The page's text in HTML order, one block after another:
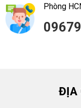
Phòng
ĐỊA